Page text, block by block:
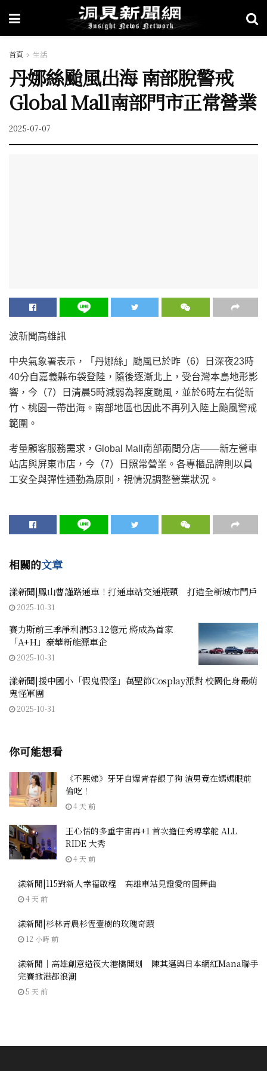
首頁 生活
丹娜絲颱風出海 南部脫警戒
Global Mall南部門市正常營業
2025-07-07
波新聞高雄訊
中央氣象署表示，「丹娜絲」颱風已於昨（6）日深夜23時
40分自嘉義縣布袋登陸，隨後逐漸北上，受台灣本島地形影
響，今（7）日清晨5時減弱為輕度颱風，並於6時左右從新
竹、桃園一帶出海。南部地區也因此不再列入陸上颱風警戒
範圍。
考量顧客服務需求，Global Mall南部兩間分店——新左營車
站店與屏東市店，今（7）日照常營業。各專櫃品牌則以員
工安全與彈性通勤為原則，視情況調整營業狀況。
相關的文章
漾新聞|鳳山曹謹路通車！打通車站交通瓶頸 打造全新城市門戶
2025-10-31
賽力斯前三季淨利潤53.12億元 將成為首家
「A+H」豪華新能源車企
2025-10-31
漾新聞|援中國小「假鬼假怪」萬聖節Cosplay派對 校園化身最萌
鬼怪軍團
2025-10-31
你可能想看
《不熙娣》牙牙自爆青春餵了狗 渣男竟在媽媽眼前
偷吃！
4 天 前
王心恬的多重宇宙再+1 首次擔任秀導掌舵 ALL
RIDE 大秀
4 天 前
漾新聞|115對新人幸福啟程 高雄車站見證愛的圓舞曲
4 天 前
漾新聞|杉林青農杉恆壹樹的玫瑰奇蹟
12 小時 前
漾新聞｜高雄創意造筏大港橋開划 陳其邁與日本網紅Mana聯手
完賽掀港都浪潮
5 天 前